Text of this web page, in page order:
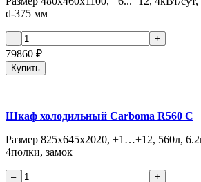
d-375 мм
79860 ₽
Купить
Шкаф холодильный Сarboma R560 С
Размер 825х645х2020, +1…+12, 560л,
4полки, замок